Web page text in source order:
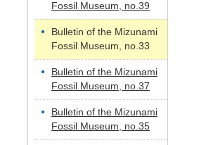
Fossil Museum, no.39
Bulletin of the Mizunami
Fossil Museum, no.33
Bulletin of the Mizunami
Fossil Museum, no.37
Bulletin of the Mizunami
Fossil Museum, no.35